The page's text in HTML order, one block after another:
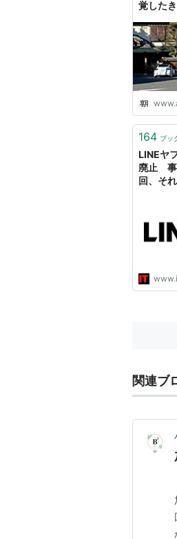
覚した
164 ブッ
LINEヤ
廃止 事
回、そ
関連ブ